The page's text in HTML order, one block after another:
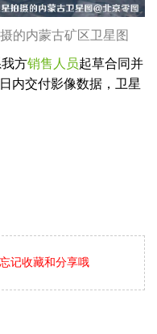
的内蒙古矿区卫星图
方销售人员起草合同并
内交付影像数据，卫星
记收藏和分享哦